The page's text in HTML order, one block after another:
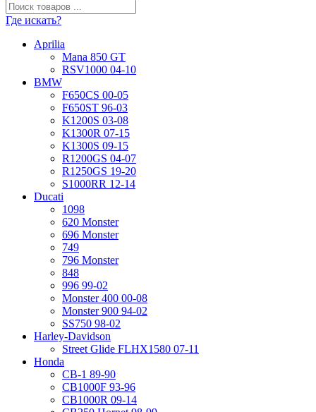
Где искать?
Aprilia
Mana 850 GT
RSV1000 04-10
BMW
F650CS 00-05
F650ST 96-03
K1200S 03-08
K1300R 07-15
K1300S 09-15
R1200GS 04-07
R1250GS 19-20
S1000RR 12-14
Ducati
1098
620 Monster
696 Monster
749
796 Monster
848
996 99-02
Monster 400 00-08
Monster 900 94-02
SS750 98-02
Harley-Davidson
Street Glide FLHX1580 07-11
Honda
CB-1 89-90
CB1000F 93-96
CB1000R 09-14